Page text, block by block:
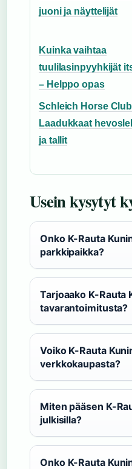
juoni ja näyttelijät
Kuinka vaihtaa
tuulilasinpyyhkijät
– Helppo opas
Schleich Horse
Laadukkaat
ja tallit
Usein kysytyt
Onko K-Rauta
parkkipaikka?
Tarjoaako K-Rauta
tavarantoimitusta?
Voiko K-Rauta
verkkokaupasta?
Miten pääsen K-
julkisilla?
Onko K-Rauta